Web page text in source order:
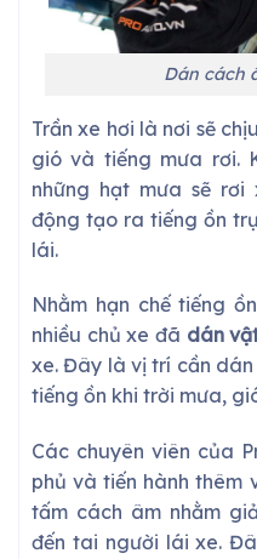
Dán cách
Trần xe hơi là nơi sẽ
gió và tiếng mưa rơi.
những hạt mưa sẽ
động tạo ra tiếng ồn
lái.
Nhằm hạn chế tiếng
nhiều chủ xe đã dán
xe. Đây là vị trí cần
tiếng ồn khi trời mưa,
Các chuyên viên của
phủ và tiến hành thêm
tấm cách âm nhằm
đến tai người lái xe.